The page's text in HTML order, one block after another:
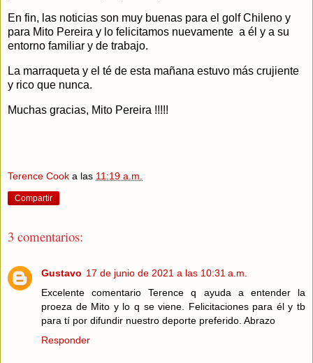
En fin, las noticias son muy buenas para el golf Chileno y
para Mito Pereira y lo felicitamos nuevamente a él y a su
entorno familiar y de trabajo.
La marraqueta y el té de esta mañana estuvo más crujiente
y rico que nunca.
Muchas gracias, Mito Pereira !!!!!
Terence Cook a las 11:19 a.m.
Compartir
3 comentarios:
Gustavo 17 de junio de 2021 a las 10:31 a.m.
Excelente comentario Terence q ayuda a entender la
proeza de Mito y lo q se viene. Felicitaciones para él y tb
para tí por difundir nuestro deporte preferido. Abrazo
Responder